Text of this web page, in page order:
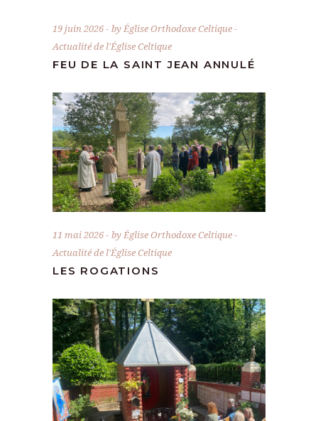
19 juin 2026 by Église Orthodoxe Celtique
Actualité de l'Église Celtique
FEU DE LA SAINT JEAN ANNULÉ
11 mai 2026 byÉglise Orthodoxe Celtique
Actualité de l'Église Celtique
LES ROGATIONS